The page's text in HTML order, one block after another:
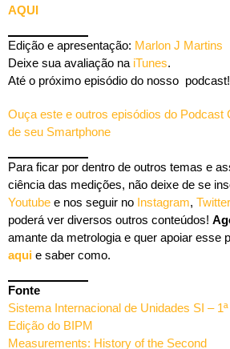
AQUI
Edição e apresentação: Marlon J Martins
Deixe sua avaliação na iTunes.
Até o próximo episódio do nosso podcast!
Ouça este e outros episódios do Podcast
de seu Smartphone
Para ficar por dentro de outros temas e
ciência das medições, não deixe de se
Youtube e nos seguir no Instagram, Twitter
poderá ver diversos outros conteúdos!
amante da metrologia e quer apoiar esse
aqui e saber como.
Fonte
Sistema Internacional de Unidades SI –
Edição do BIPM
Measurements: History of the Second